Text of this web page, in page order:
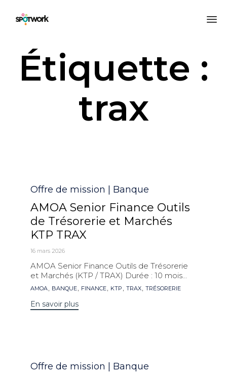
Étiquette :
trax
Catégorie
Offre de mission | Banque
AMOA Senior Finance Outils
de Trésorerie et Marchés
KTP TRAX
16 mars 2026
AMOA Senior Finance Outils de Trésorerie
et Marchés (KTP / TRAX) Durée : 10 mois...
Mots
AMOA, BANQUE, FINANCE, KTP , TRAX, TRÉSORERIE
En savoir plus
Catégorie
Offre de mission | Banque